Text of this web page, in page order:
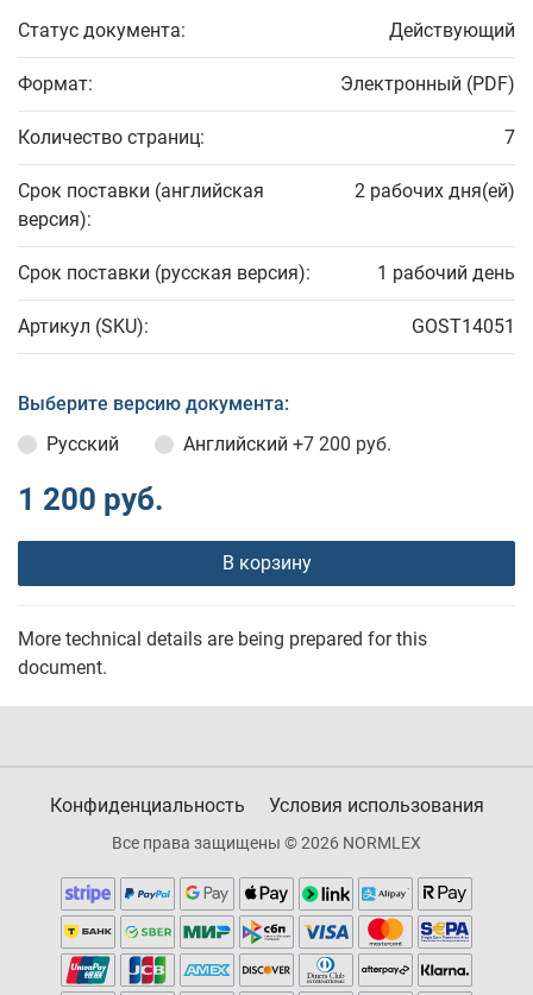
Статус документа: Действующий
Формат: Электронный (PDF)
Количество страниц: 7
Срок поставки (английская
версия):
2 рабочих дня(ей)
Срок поставки (русская версия): 1 рабочий день
Артикул (SKU): GOST14051
Выберите версию документа:
Русский
Английский +7 200 руб.
1 200 руб.
В корзину
More technical details are being prepared for this
document.
Конфиденциальность Условия использования
Все права защищены © 2026 NORMLEX